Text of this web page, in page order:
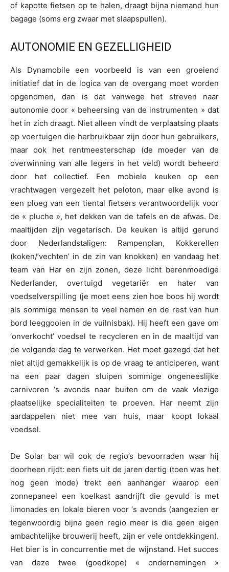
of kapotte fietsen op te halen, draagt bijna niemand hun
bagage (soms erg zwaar met slaapspullen).
AUTONOMIE EN GEZELLIGHEID
Als Dynamobile een voorbeeld is van een groeiend
initiatief dat in de logica van de overgang moet worden
opgenomen, dan is dat vanwege het streven naar
autonomie door « beheersing van de instrumenten » dat
het in zich draagt. Niet alleen vindt de verplaatsing plaats
op voertuigen die herbruikbaar zijn door hun gebruikers,
maar ook het rentmeesterschap (de moeder van de
overwinning van alle legers in het veld) wordt beheerd
door het collectief. Een mobiele keuken op een
vrachtwagen vergezelt het peloton, maar elke avond is
een ploeg van een tiental fietsers verantwoordelijk voor
de « pluche », het dekken van de tafels en de afwas. De
maaltijden zijn vegetarisch. De keuken is altijd gerund
door Nederlandstaligen: Rampenplan, Kokkerellen
(koken/’vechten’ in de zin van knokken) en vandaag het
team van Har en zijn zonen, deze licht berenmoedige
Nederlander, overtuigd vegetariër en hater van
voedselverspilling (je moet eens zien hoe boos hij wordt
als sommige mensen te veel nemen en de rest van hun
bord leeggooien in de vuilnisbak). Hij heeft een gave om
‘onverkocht’ voedsel te recycleren en in de maaltijd van
de volgende dag te verwerken. Het moet gezegd dat het
niet altijd gemakkelijk is op de vraag te anticiperen, want
na een paar dagen sluipen sommige ongeneeslijke
carnivoren ‘s avonds naar buiten om de vaak vlezige
plaatselijke specialiteiten te proeven. Har neemt zijn
aardappelen niet mee van huis, maar koopt lokaal
voedsel.
De Solar bar wil ook de regio’s bevoorraden waar hij
doorheen rijdt: een fiets uit de jaren dertig (toen was het
nog geen mode) trekt een aanhanger waarop een
zonnepaneel een koelkast aandrijft die gevuld is met
limonades en lokale bieren voor ‘s avonds (aangezien er
tegenwoordig bijna geen regio meer is die geen eigen
ambachtelijke brouwerij heeft, zijn er vele ontdekkingen).
Het bier is in concurrentie met de wijnstand. Het succes
van deze twee (goedkope) « ondernemingen »